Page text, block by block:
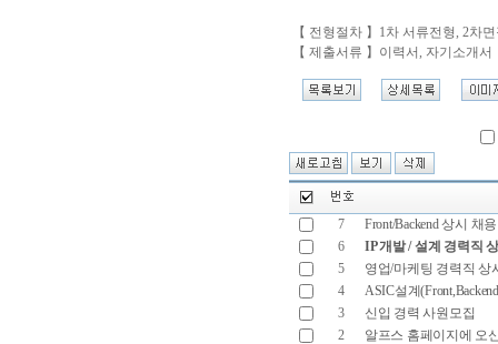
【 전형절차 】1차 서류전형, 2차
【 제출서류 】이력서, 자기소개서
7
Front/Backend 상시 채
6
IP 개발 / 설계 경력직
5
영업/마케팅 경력직 상
4
ASIC설계
3
신입 경력 사원모집
2
알프스 홈페이지에 오